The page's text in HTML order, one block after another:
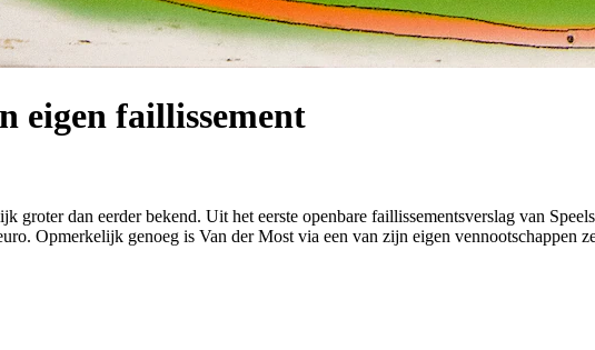
eigen faillissement
dan eerder bekend. Uit het eerste openbare faillissementsverslag van
Opmerkelijk genoeg is Van der Most via een van zijn eigen vennootschappen